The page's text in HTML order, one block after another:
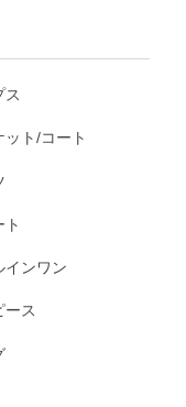
ス
ット/コート
ト
インワン
ース